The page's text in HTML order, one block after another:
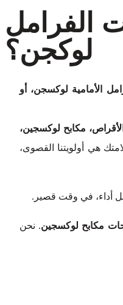
الفرامل
لوكجن؟
الأمامية لوكسجن، أو
مكابح لوكسجين،
هي أولويتنا القصوى،
أداء، في وقت قصير.
مكابح لوكسجين. نحن